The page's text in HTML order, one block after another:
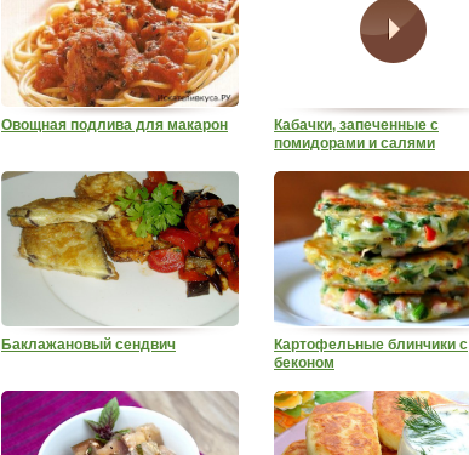
Овощная подлива для макарон
Кабачки, запеченные с
помидорами и салями
Баклажановый сендвич
Картофельные блинчики с
беконом